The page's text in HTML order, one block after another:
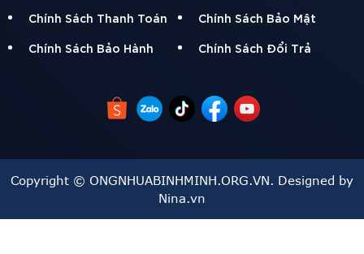
Chính Sách Thanh Toán
Chính Sách Bảo Mật
Chính Sách Bảo Hành
Chính Sách Đổi Trả
Copyright © ONGNHUABINHMINH.ORG.VN. Designed by
Nina.vn